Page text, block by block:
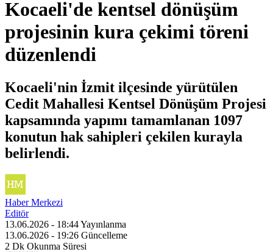
Kocaeli'de kentsel dönüşüm
projesinin kura çekimi töreni
düzenlendi
Kocaeli'nin İzmit ilçesinde yürütülen
Cedit Mahallesi Kentsel Dönüşüm Projesi
kapsamında yapımı tamamlanan 1097
konutun hak sahipleri çekilen kurayla
belirlendi.
Haber Merkezi
Editör
13.06.2026 - 18:44Yayınlanma
13.06.2026 - 19:26 Güncelleme
2 Dk Okunma Süresi